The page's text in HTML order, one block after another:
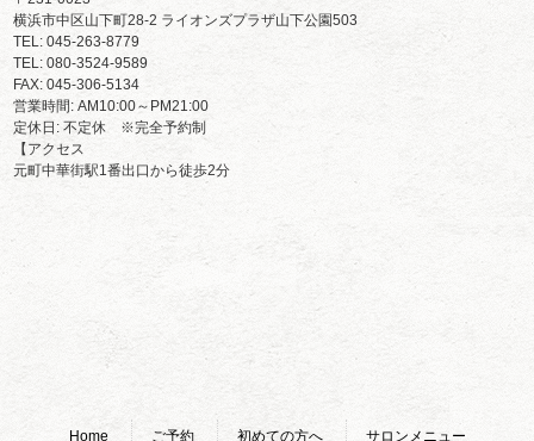
横浜市中区山下町28-2 ライオンズプラザ山下公園503
TEL:045-263-8779
TEL:080-3524-9589
FAX: 045-306-5134
営業時間: AM10:00～PM21:00
定休日: 不定休 ※完全予約制
【アクセス
元町中華街駅1番出口から徒歩2分
Home ご予約 初めての方へ サロンメニュー